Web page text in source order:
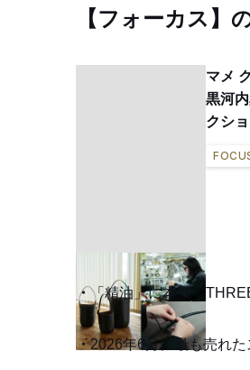
【フォーカス】
マメ
黒河
クシ
「精油」に本腰
2026年6月に最も売れた